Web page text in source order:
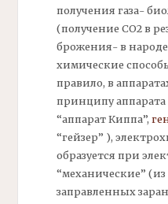
получения газа-
(получение СО2 в
брожения- в народе
химические
правило, в
принципу
“аппарат Киппа”,
“гейзер” ),
образуется при
“механические” (из
заправленных